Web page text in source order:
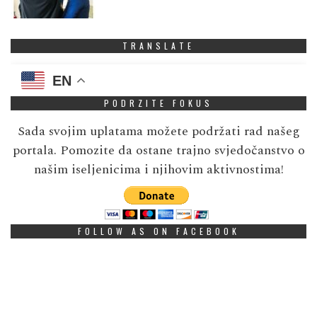
TRANSLATE
EN
PODRZITE FOKUS
Sada svojim uplatama možete podržati rad našeg
portala. Pomozite da ostane trajno svjedočanstvo o
našim iseljenicima i njihovim aktivnostima!
FOLLOW AS ON FACEBOOK